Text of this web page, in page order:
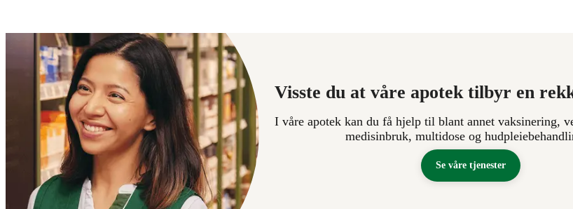
Visste du at våre apotek tilbyr en
I våre apotek kan du få hjelp til blant annet vaksinering,
medisinbruk, multidose og
Se våre tjenester